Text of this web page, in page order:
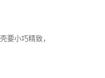
要小巧精致，